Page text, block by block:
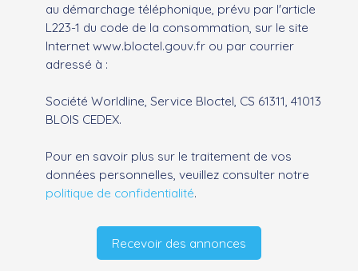
au démarchage téléphonique, prévu par l'article
L223-1 du code de la consommation, sur le site
Internet www.bloctel.gouv.fr ou par courrier
adressé à :
Société Worldline, Service Bloctel, CS 61311, 41013
BLOIS CEDEX.
Pour en savoir plus sur le traitement de vos
données personnelles, veuillez consulter notre
politique de confidentialité.
Recevoir des annonces